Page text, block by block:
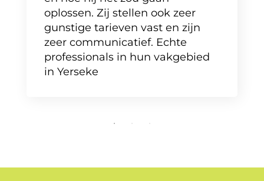
oplossen. Zij stellen ook zeer
gunstige tarieven vast en zijn
zeer communicatief. Echte
professionals in hun vakgebied
in Yerseke